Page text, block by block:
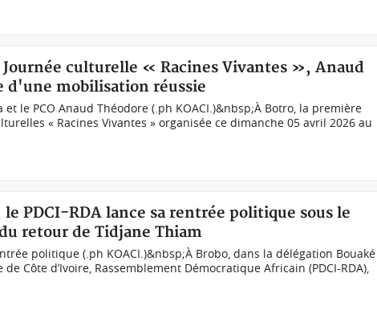
culturelle « Racines Vivantes », Anaud
d'une mobilisation réussie
le PCO Anaud Théodore (.ph KOACI.)&nbsp;À Botro, la première
« Racines Vivantes » organisée ce dimanche 05 avril 2026 au
PDCI-RDA lance sa rentrée politique sous le
retour de Tidjane Thiam
politique (.ph KOACI.)&nbsp;À Brobo, dans la délégation Bouaké
Côte d’Ivoire, Rassemblement Démocratique Africain (PDCI-RDA),